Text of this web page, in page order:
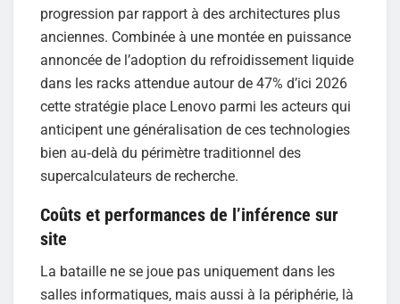
progression par rapport à des architectures plus
anciennes. Combinée à une montée en puissance
annoncée de l’adoption du refroidissement liquide
dans les racks attendue autour de 47% d’ici 2026
cette stratégie place Lenovo parmi les acteurs qui
anticipent une généralisation de ces technologies
bien au‑delà du périmètre traditionnel des
supercalculateurs de recherche.
Coûts et performances de l’inférence sur
site
La bataille ne se joue pas uniquement dans les
salles informatiques, mais aussi à la périphérie, là